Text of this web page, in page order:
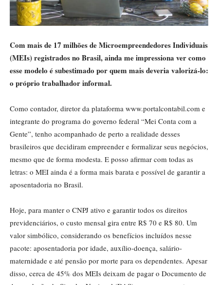
Com mais de 17 milhões de Microempreendedores Individuais
(MEIs) registrados no Brasil, ainda me impressiona ver como
esse modelo é subestimado por quem mais deveria valorizá-lo:
o próprio trabalhador informal.
Como contador, diretor da plataforma www.portalcontabil.com e
integrante do programa do governo federal “Mei Conta com a
Gente”, tenho acompanhado de perto a realidade desses
brasileiros que decidiram empreender e formalizar seus negócios,
mesmo que de forma modesta. E posso afirmar com todas as
letras: o MEI ainda é a forma mais barata e possível de garantir a
aposentadoria no Brasil.
Hoje, para manter o CNPJ ativo e garantir todos os direitos
previdenciários, o custo mensal gira entre R$ 70 e R$ 80. Um
valor simbólico, considerando os benefícios incluídos nesse
pacote: aposentadoria por idade, auxílio-doença, salário-
maternidade e até pensão por morte para os dependentes. Apesar
disso, cerca de 45% dos MEIs deixam de pagar o Documento de